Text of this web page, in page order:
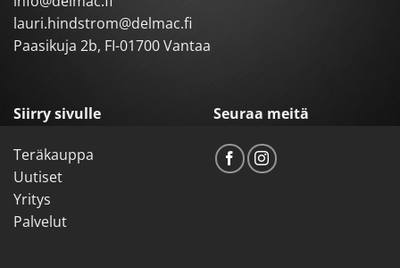
lauri.hindstrom@delmac.fi
Paasikuja 2b, FI-01700 Vantaa
Siirry sivulle
Teräkauppa
Uutiset
Yritys
Palvelut
Seuraa meitä